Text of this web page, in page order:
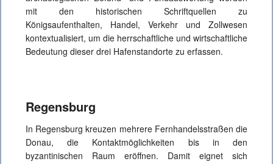
mit den historischen Schriftquellen zu
Königsaufenthalten, Handel, Verkehr und Zollwesen
kontextualisiert, um die herrschaftliche und wirtschaftliche
Bedeutung dieser drei Hafenstandorte zu erfassen.
Regensburg
In Regensburg kreuzen mehrere Fernhandelsstraßen die
Donau, die Kontaktmöglichkeiten bis in den
byzantinischen Raum eröffnen. Damit eignet sich